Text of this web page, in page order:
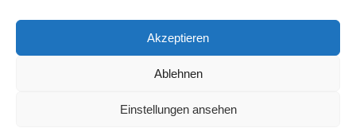
Akzeptieren
Ablehnen
Einstellungen ansehen
Neue Podcast-Folge: So tickt Björn!
27. Juli 2026